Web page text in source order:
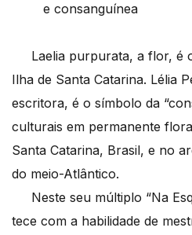
e consanguínea
Laelia purpurata, a flor, é
Ilha de Santa Catarina. Lélia
escritora, é o símbolo da
culturais em permanente
Santa Catarina, Brasil, e no
do meio-Atlântico.
Neste seu múltiplo “Na
tece com a habilidade de